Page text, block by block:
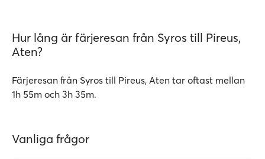
Hur lång är färjeresan från Syros till Pireus,
Aten?
Färjeresan från Syros till Pireus, Aten tar oftast mellan
1h 55m och 3h 35m.
Vanliga frågor